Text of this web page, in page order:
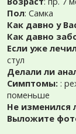
Пол: Самка
Как давно у
Как давно
Если уже
стул
Делали ли
Симптомы::
поменьше
Не изменился
Выложите